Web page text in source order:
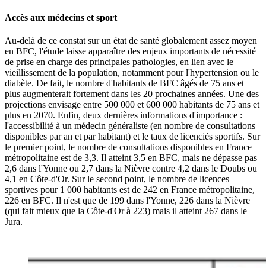
Accès aux médecins et sport
Au-delà de ce constat sur un état de santé globalement assez moyen
en BFC, l'étude laisse apparaître des enjeux importants de nécessité
de prise en charge des principales pathologies, en lien avec le
vieillissement de la population, notamment pour l'hypertension ou le
diabète. De fait, le nombre d'habitants de BFC âgés de 75 ans et
plus augmenterait fortement dans les 20 prochaines années. Une des
projections envisage entre 500 000 et 600 000 habitants de 75 ans et
plus en 2070. Enfin, deux dernières informations d'importance :
l'accessibilité à un médecin généraliste (en nombre de consultations
disponibles par an et par habitant) et le taux de licenciés sportifs. Sur
le premier point, le nombre de consultations disponibles en France
métropolitaine est de 3,3. Il atteint 3,5 en BFC, mais ne dépasse pas
2,6 dans l'Yonne ou 2,7 dans la Nièvre contre 4,2 dans le Doubs ou
4,1 en Côte-d'Or. Sur le second point, le nombre de licences
sportives pour 1 000 habitants est de 242 en France métropolitaine,
226 en BFC. Il n'est que de 199 dans l'Yonne, 226 dans la Nièvre
(qui fait mieux que la Côte-d'Or à 223) mais il atteint 267 dans le
Jura.